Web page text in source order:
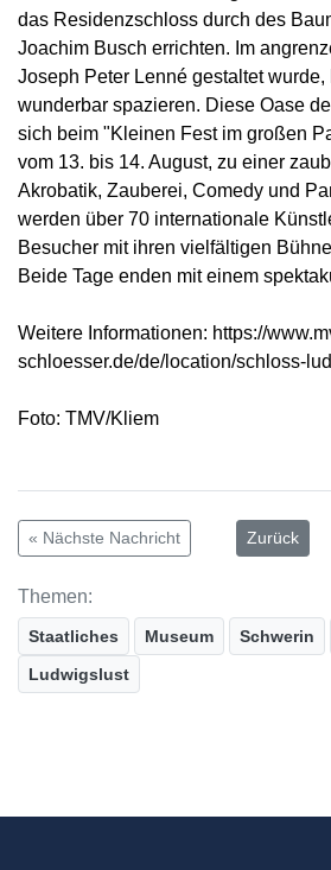
das Residenzschloss durch des
Joachim Busch errichten. Im
Joseph Peter Lenné gestaltet wurde,
wunderbar spazieren. Diese Oase
sich beim "Kleinen Fest im großen
vom 13. bis 14. August, zu einer
Akrobatik, Zauberei, Comedy und
werden über 70 internationale
Besucher mit ihren vielfältigen
Beide Tage enden mit einem
Weitere Informationen: https://
schloesser.de/de/location/schloss-
Foto: TMV/Kliem
« Nächste Nachricht Zurück
Themen:
Staatliches Museum Schwerin
Ludwigslust